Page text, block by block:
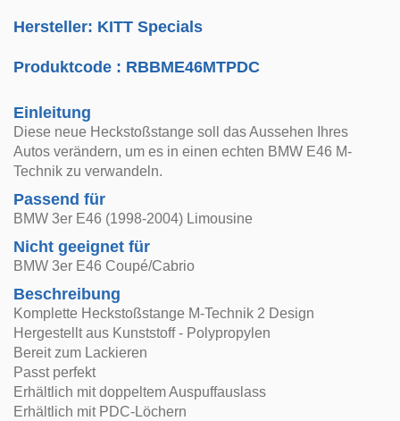
Hersteller: KITT Specials
Produktcode : RBBME46MTPDC
Einleitung
Diese neue Heckstoßstange soll das Aussehen Ihres
Autos verändern, um es in einen echten BMW E46 M-
Technik zu verwandeln.
Passend für
BMW 3er E46 (1998-2004) Limousine
Nicht geeignet für
BMW 3er E46 Coupé/Cabrio
Beschreibung
Komplette Heckstoßstange M-Technik 2 Design
Hergestellt aus Kunststoff - Polypropylen
Bereit zum Lackieren
Passt perfekt
Erhältlich mit doppeltem Auspuffauslass
Erhältlich mit PDC-Löchern